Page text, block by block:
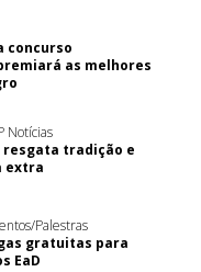
concurso
as melhores
Notícias
resgata tradição e
extra
Palestras
gratuitas para
EaD